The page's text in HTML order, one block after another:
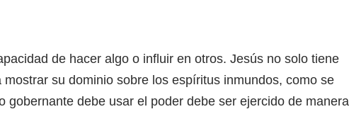
de hacer algo o influir en otros. Jesús no solo tiene
su dominio sobre los espíritus inmundos, como se
gobernante debe usar el poder debe ser ejercido de manera